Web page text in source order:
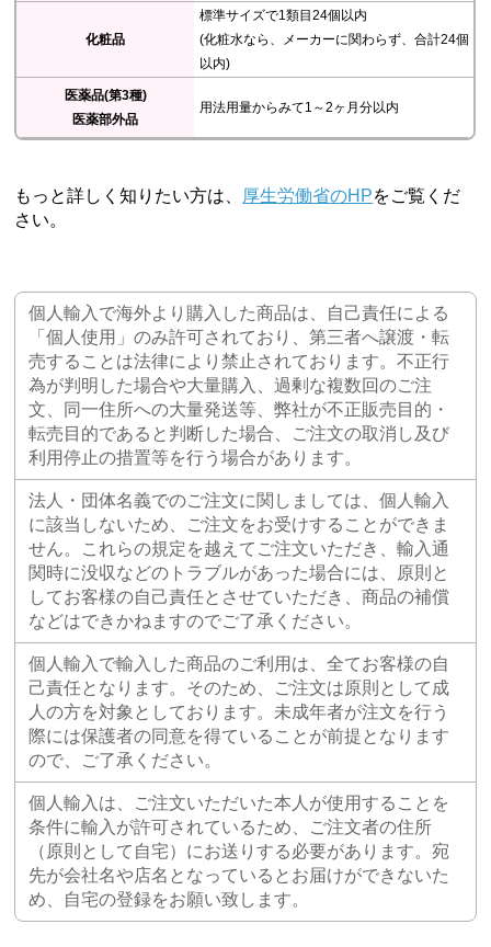
化粧品
標準サイズで1類目24個以内
(化粧水なら、メーカーに関わらず、合計24個
以内)
医薬品(第3種)
医薬部外品
用法用量からみて1～2ヶ月分以内
もっと詳しく知りたい方は、 厚生労働省のHPをご覧くだ
さい。
個人輸入で海外より購入した商品は、自己責任による
「個人使用」のみ許可されており、第三者へ譲渡・転
売することは法律により禁止されております。不正行
為が判明した場合や大量購入、過剰な複数回のご注
文、同一住所への大量発送等、弊社が不正販売目的・
転売目的であると判断した場合、ご注文の取消し及び
利用停止の措置等を行う場合があります。
法人・団体名義でのご注文に関しましては、個人輸入
に該当しないため、ご注文をお受けすることができま
せん。これらの規定を越えてご注文いただき、輸入通
関時に没収などのトラブルがあった場合には、原則と
してお客様の自己責任とさせていただき、商品の補償
などはできかねますのでご了承ください。
個人輸入で輸入した商品のご利用は、全てお客様の自
己責任となります。そのため、ご注文は原則として成
人の方を対象としております。未成年者が注文を行う
際には保護者の同意を得ていることが前提となります
ので、ご了承ください。
個人輸入は、ご注文いただいた本人が使用することを
条件に輸入が許可されているため、ご注文者の住所
（原則として自宅）にお送りする必要があります。宛
先が会社名や店名となっているとお届けができないた
め、自宅の登録をお願い致します。